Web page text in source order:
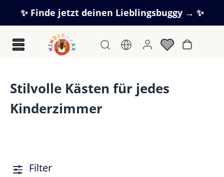
Zum Hauptinhalt springen
✨ Finde jetzt deinen Lieblingsbuggy → ✨
Stilvolle Kästen für jedes
Kinderzimmer
Filter